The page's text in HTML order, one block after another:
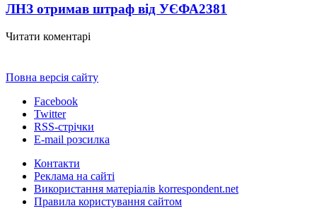
ЛНЗ отримав штраф від УЄФА2381
Читати коментарі
Повна версія сайту
Facebook
Twitter
RSS-стрічки
E-mail розсилка
Контакти
Реклама на сайті
Використання матеріалів korrespondent.net
Правила користування сайтом